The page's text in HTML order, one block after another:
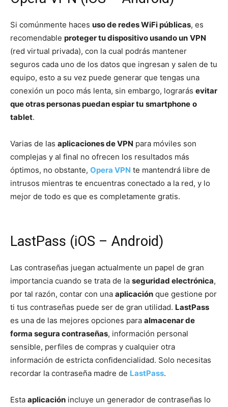
Si comúnmente haces uso de redes WiFi públicas, es
recomendable proteger tu dispositivo usando un VPN
(red virtual privada), con la cual podrás mantener
seguros cada uno de los datos que ingresan y salen de tu
equipo, esto a su vez puede generar que tengas una
conexión un poco más lenta, sin embargo, lograrás evitar
que otras personas puedan espiar tu smartphone o
tablet.
Varias de las aplicaciones de VPN para móviles son
complejas y al final no ofrecen los resultados más
óptimos, no obstante, Opera VPN te mantendrá libre de
intrusos mientras te encuentras conectado a la red, y lo
mejor de todo es que es completamente gratis.
LastPass (iOS – Android)
Las contraseñas juegan actualmente un papel de gran
importancia cuando se trata de la seguridad electrónica,
por tal razón, contar con una aplicación que gestione por
ti tus contraseñas puede ser de gran utilidad. LastPass
es una de las mejores opciones para almacenar de
forma segura contraseñas, información personal
sensible, perfiles de compras y cualquier otra
información de estricta confidencialidad. Solo necesitas
recordar la contraseña madre de LastPass.
Esta aplicación incluye un generador de contraseñas lo